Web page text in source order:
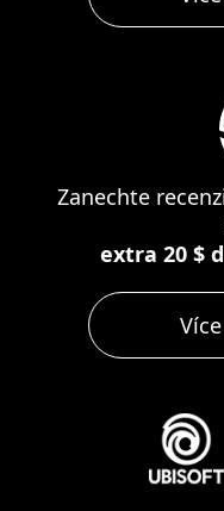
Zanechte
extra 20 $